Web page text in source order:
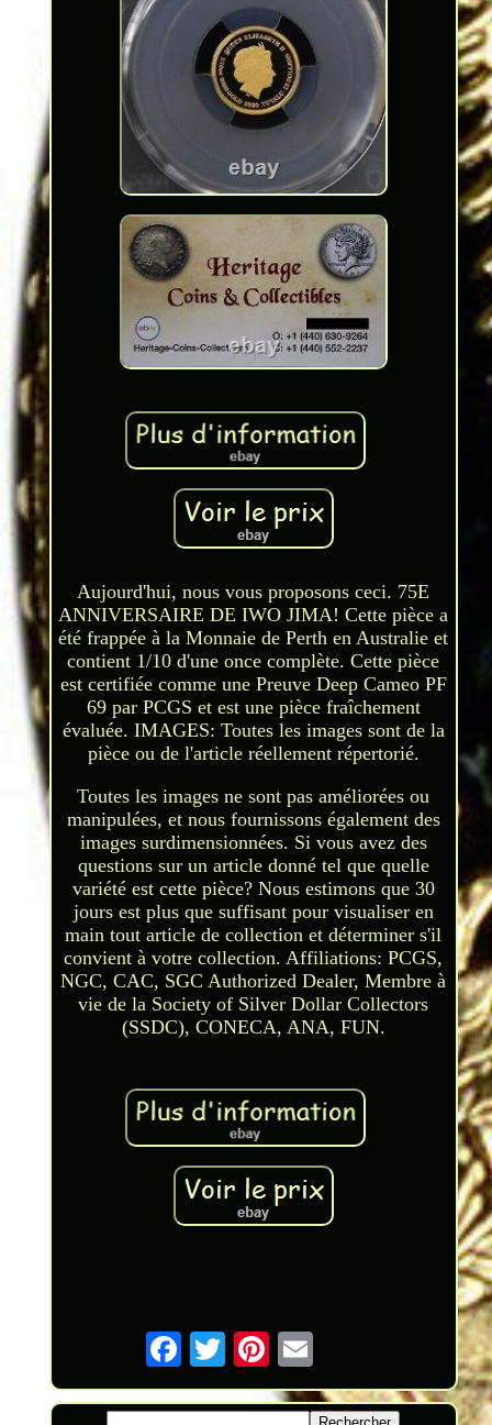
Aujourd'hui, nous vous proposons ceci. 75E
ANNIVERSAIRE DE IWO JIMA! Cette pièce a
été frappée à la Monnaie de Perth en Australie et
contient 1/10 d'une once complète. Cette pièce
est certifiée comme une Preuve Deep Cameo PF
69 par PCGS et est une pièce fraîchement
évaluée. IMAGES: Toutes les images sont de la
pièce ou de l'article réellement répertorié.
Toutes les images ne sont pas améliorées ou
manipulées, et nous fournissons également des
images surdimensionnées. Si vous avez des
questions sur un article donné tel que quelle
variété est cette pièce? Nous estimons que 30
jours est plus que suffisant pour visualiser en
main tout article de collection et déterminer s'il
convient à votre collection. Affiliations: PCGS,
NGC, CAC, SGC Authorized Dealer, Membre à
vie de la Society of Silver Dollar Collectors
(SSDC), CONECA, ANA, FUN.